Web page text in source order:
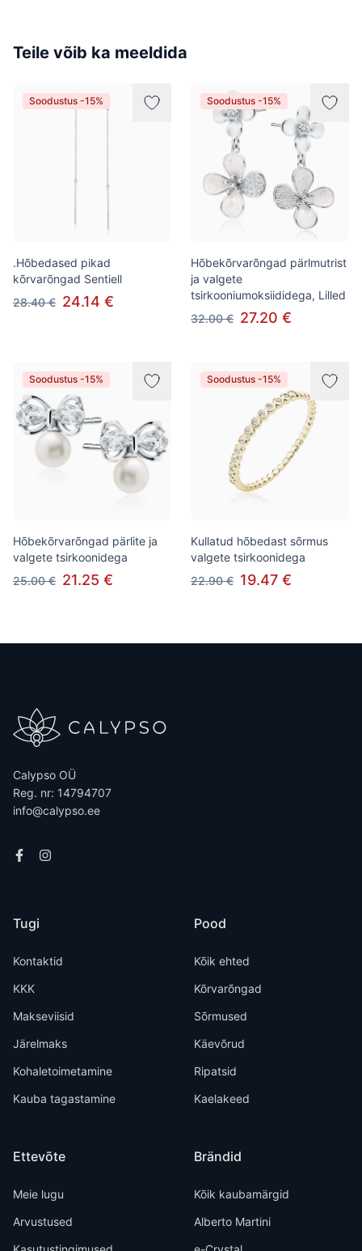
Teile võib ka meeldida
Soodustus -15%
.Hõbedased pikad
kõrvarõngad Sentiell
28.40 € 24.14 €
Soodustus -15%
Hõbekõrvarõngad pärlmutrist
ja valgete
tsirkooniumoksiididega, Lilled
32.00 € 27.20 €
Soodustus -15%
Hõbekõrvarõngad pärlite ja
valgete tsirkoonidega
25.00 € 21.25 €
Soodustus -15%
Kullatud hõbedast sõrmus
valgete tsirkoonidega
22.90 € 19.47 €
Calypso OÜ
Reg. nr: 14794707
info@calypso.ee
Tugi
Kontaktid
KKK
Makseviisid
Järelmaks
Kohaletoimetamine
Kauba tagastamine
Ettevõte
Meie lugu
Arvustused
Pood
Kõik ehted
Kõrvarõngad
Sõrmused
Käevõrud
Ripatsid
Kaelakeed
Brändid
Kõik kaubamärgid
Alberto Martini